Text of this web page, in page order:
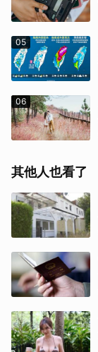
05
06
其他人也看了